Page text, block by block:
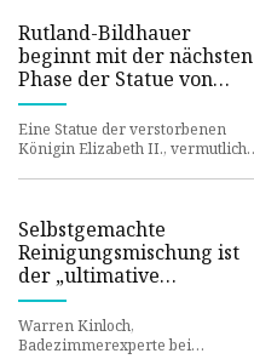
Rutland-Bildhauer
beginnt mit der nächsten
Phase der Statue von
Königin Elizabeth II
Eine Statue der verstorbenen
Königin Elizabeth II., vermutlich
Selbstgemachte
Reinigungsmischung ist
der „ultimative
Schwarzschimmelkiller“
für hartnäckigen
Schimmel im
Warren Kinloch,
Badezimmerexperte bei